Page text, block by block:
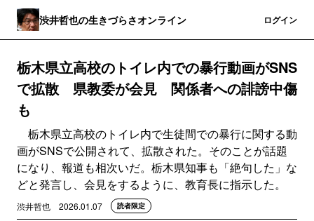
渋井哲也の生きづらさオンライン ログイン
栃木県立高校のトイレ内での暴行動画がSNS
で拡散 県教委が会見 関係者への誹謗中傷
も
栃木県立高校のトイレ内で生徒間での暴行に関する動
画がSNSで公開されて、拡散された。そのことが話題
になり、報道も相次いだ。栃木県知事も「絶句した」な
どと発言し、会見をするように、教育長に指示した。
渋井哲也 2026.01.07 読者限定